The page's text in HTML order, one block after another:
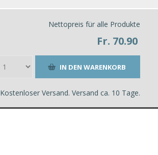
Nettopreis für alle Produkte
Fr. 70.90
Kostenloser Versand. Versand ca. 10 Tage.